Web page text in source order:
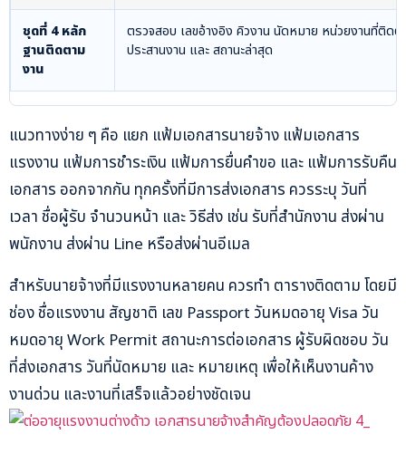
ชุดที่ 4 หลัก
ฐานติดตาม
งาน
ตรวจสอบ เลขอ้างอิง คิวงาน นัดหมาย หน่วยงานที่ติด
ประสานงาน และ สถานะล่าสุด
แนวทางง่าย ๆ คือ แยก แฟ้มเอกสารนายจ้าง แฟ้มเอกสาร
แรงงาน แฟ้มการชำระเงิน แฟ้มการยื่นคำขอ และ แฟ้มการรับคืน
เอกสาร ออกจากกัน ทุกครั้งที่มีการส่งเอกสาร ควรระบุ วันที่
เวลา ชื่อผู้รับ จำนวนหน้า และ วิธีส่ง เช่น รับที่สำนักงาน ส่งผ่าน
พนักงาน ส่งผ่าน Line หรือส่งผ่านอีเมล
สำหรับนายจ้างที่มีแรงงานหลายคน ควรทำ ตารางติดตาม โดยมี
ช่อง ชื่อแรงงาน สัญชาติ เลข Passport วันหมดอายุ Visa วัน
หมดอายุ Work Permit สถานะการต่อเอกสาร ผู้รับผิดชอบ วัน
ที่ส่งเอกสาร วันที่นัดหมาย และ หมายเหตุ เพื่อให้เห็นงานค้าง
งานด่วน และงานที่เสร็จแล้วอย่างชัดเจน